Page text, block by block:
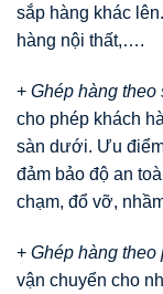
sắp hàng khác
hàng nội thất,….
+ Ghép hàng theo
cho phép khách
sàn dưới. Ưu
đảm bảo độ an
chạm, đổ vỡ,
+ Ghép hàng theo
vận chuyển cho